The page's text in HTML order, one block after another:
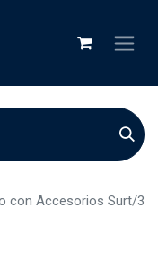
con Accesorios Surt/3